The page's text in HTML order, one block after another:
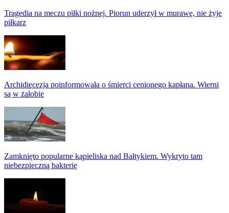
Tragedia na meczu piłki nożnej. Piorun uderzył w murawę, nie żyje
piłkarz
Archidiecezja poinformowała o śmierci cenionego kapłana. Wierni
są w żałobie
Zamknięto popularne kąpieliska nad Bałtykiem. Wykryto tam
niebezpieczną bakterię